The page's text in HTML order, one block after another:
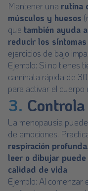
Mantener una rutina
músculos y huesos
que también ayuda
reducir los
ejercicios de bajo
Ejemplo: Si no tienes
caminata rápida de
para activar el cuerpo
3.
La menopausia
de emociones.
respiración
leer o dibujar
calidad de vida.
Ejemplo: Al